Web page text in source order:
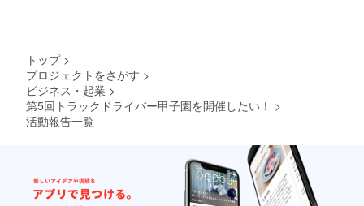
トップ >
プロジェクトをさがす >
ビジネス・起業 >
第5回トラックドライバー甲子園を開催したい！ >
活動報告一覧